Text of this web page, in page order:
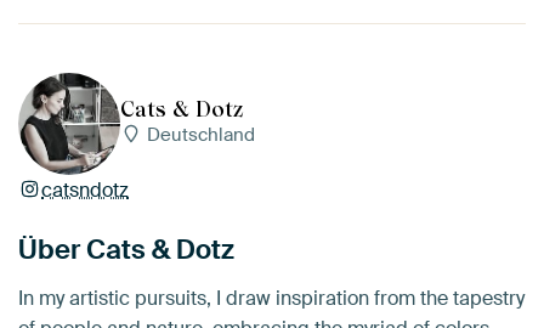
Cats & Dotz
Deutschland
catsndotz
Über Cats & Dotz
In my artistic pursuits, I draw inspiration from the tapestry